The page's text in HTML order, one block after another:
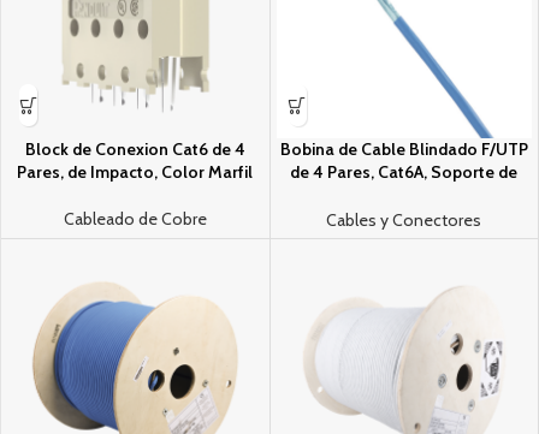
Block de Conexion Cat6 de 4
Pares, de Impacto, Color Marfil
Cableado de Cobre
Bobina de Cable Blindado F/UTP
de 4 Pares, Cat6A, Soporte de
(Riser), Color Azul, 305m
Cables y Conectores